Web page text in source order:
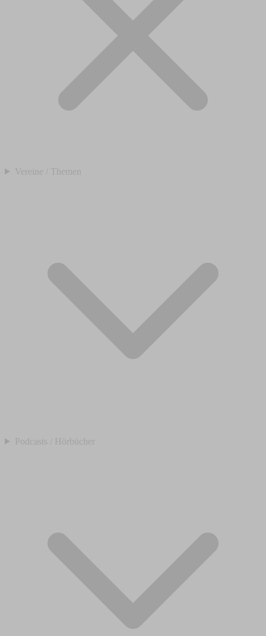
Vereine / Themen
Podcasts / Hörbücher